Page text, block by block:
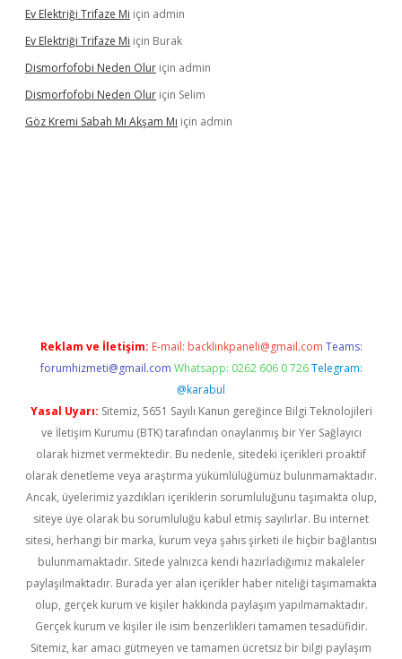
Ev Elektriği Trifaze Mi için admin
Ev Elektriği Trifaze Mi için Burak
Dismorfofobi Neden Olur için admin
Dismorfofobi Neden Olur için Selim
Göz Kremi Sabah Mı Akşam Mı için admin
Reklam ve İletişim: E-mail: backlinkpaneli@gmail.com Teams:
forumhizmeti@gmail.com Whatsapp: 0262 606 0 726 Telegram:
@karabul
Yasal Uyarı: Sitemiz, 5651 Sayılı Kanun gereğince Bilgi Teknolojileri
ve İletişim Kurumu (BTK) tarafından onaylanmış bir Yer Sağlayıcı
olarak hizmet vermektedir. Bu nedenle, sitedeki içerikleri proaktif
olarak denetleme veya araştırma yükümlülüğümüz bulunmamaktadır.
Ancak, üyelerimiz yazdıkları içeriklerin sorumluluğunu taşımakta olup,
siteye üye olarak bu sorumluluğu kabul etmiş sayılırlar. Bu internet
sitesi, herhangi bir marka, kurum veya şahıs şirketi ile hiçbir bağlantısı
bulunmamaktadır. Sitede yalnızca kendi hazırladığımız makaleler
paylaşılmaktadır. Burada yer alan içerikler haber niteliği taşımamakta
olup, gerçek kurum ve kişiler hakkında paylaşım yapılmamaktadır.
Gerçek kurum ve kişiler ile isim benzerlikleri tamamen tesadüfidir.
Sitemiz, kar amacı gütmeyen ve tamamen ücretsiz bir bilgi paylaşım